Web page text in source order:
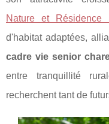
Nature et Résidence
d'habitat adaptées,
cadre vie senior
entre tranquillité
recherchent tant de